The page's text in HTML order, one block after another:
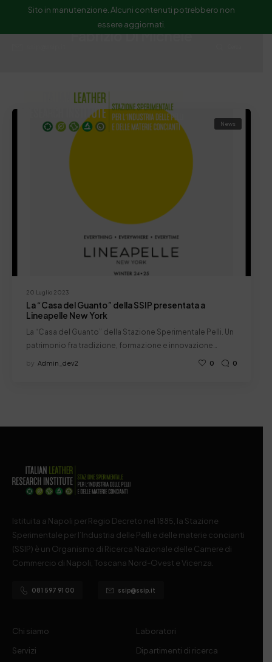
Sito in manutenzione. Alcuni contenuti potrebbero non
essere aggiornati.
Fabrizio Di Michele
20 Luglio 2023
News
La “Casa del Guanto” della SSIP presentata a
Lineapelle New York
La “Casa del Guanto” della Stazione Sperimentale Pelli. Un
patrimonio fra tradizione, formazione e innovazione…
by Admin_dev2 0 0
Istituita a Napoli per Regio Decreto nel 1885, la Stazione
Sperimentale per l’Industria delle Pelli e delle materie concianti
(SSIP) è un Organismo di Ricerca Nazionale delle Camere di
Commercio di Napoli, Toscana Nord-Ovest e Vicenza.
081 597 91 00 ssip@ssip.it
Chi siamo
Servizi
Laboratori
Dipartimenti di ricerca